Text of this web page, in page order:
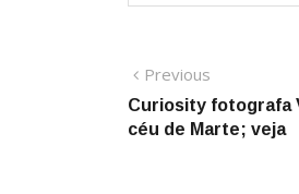
Navegação
de
Previous
post:
Curiosity fotografa
céu de Marte; veja